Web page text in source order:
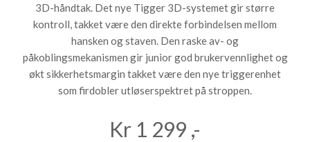
3D-håndtak. Det nye Tigger 3D-systemet gir større
kontroll, takket være den direkte forbindelsen mellom
hansken og staven. Den raske av- og
påkoblingsmekanismen gir junior god brukervennlighet og
økt sikkerhetsmargin takket være den nye triggerenhet
som firdobler utløserspektret på stroppen.
Kr 1 299 ,-